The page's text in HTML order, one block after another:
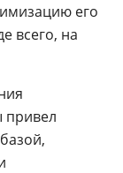
его
всего, на
привел